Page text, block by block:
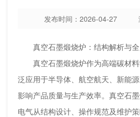
发布时间：2026-04-27
真空石墨煅烧炉：结构解析与
真空石墨煅烧炉作为高端碳材
泛应用于半导体、航空航天、新能
影响产品质量与生产效率。 真空石
电气从结构设计、操作规范及维护